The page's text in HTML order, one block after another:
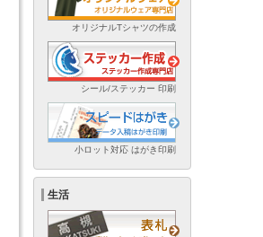
オリジナルTシャツの作成
シール/ステッカー 印刷
小ロット対応 はがき印刷
生活